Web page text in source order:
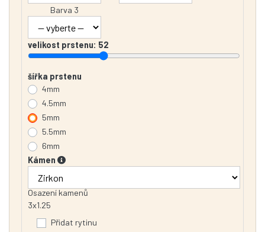
Barva 3
velikost prstenu: 52
šířka prstenu
4mm
4.5mm
5mm
5.5mm
6mm
Kámen
Osazení kamenů
3x1.25
Přidat rytinu